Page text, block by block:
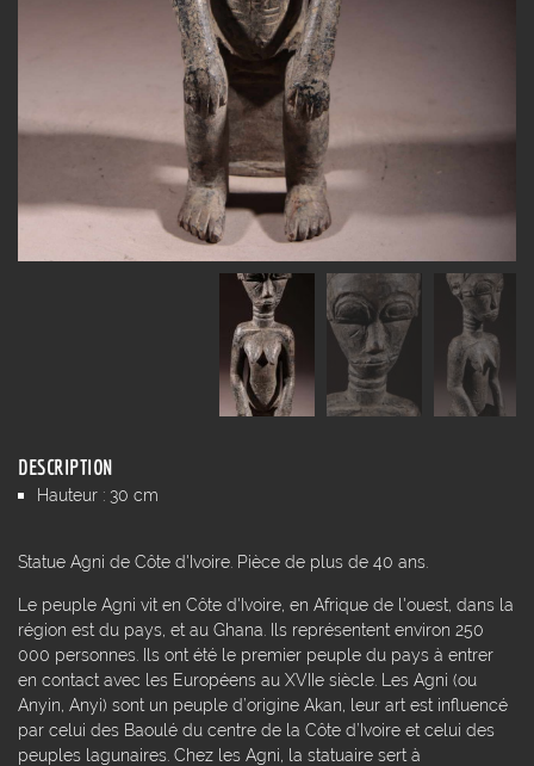
DESCRIPTION
Hauteur : 30 cm
Statue Agni de Côte d'Ivoire. Pièce de plus de 40 ans.
Le peuple Agni vit en Côte d'Ivoire, en Afrique de l'ouest, dans la
région est du pays, et au Ghana. Ils représentent environ 250
000 personnes. Ils ont été le premier peuple du pays à entrer
en contact avec les Européens au XVIIe siècle. Les Agni (ou
Anyin, Anyi) sont un peuple d’origine Akan, leur art est influencé
par celui des Baoulé du centre de la Côte d’Ivoire et celui des
peuples lagunaires. Chez les Agni, la statuaire sert à